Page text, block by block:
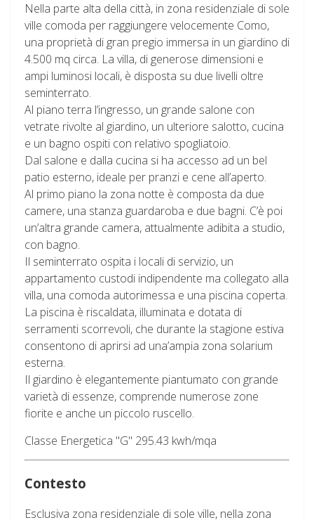
Nella parte alta della città, in zona residenziale di sole
ville comoda per raggiungere velocemente Como,
una proprietà di gran pregio immersa in un giardino di
4.500 mq circa. La villa, di generose dimensioni e
ampi luminosi locali, è disposta su due livelli oltre
seminterrato.
Al piano terra l’ingresso, un grande salone con
vetrate rivolte al giardino, un ulteriore salotto, cucina
e un bagno ospiti con relativo spogliatoio.
Dal salone e dalla cucina si ha accesso ad un bel
patio esterno, ideale per pranzi e cene all’aperto.
Al primo piano la zona notte è composta da due
camere, una stanza guardaroba e due bagni. C’è poi
un’altra grande camera, attualmente adibita a studio,
con bagno.
Il seminterrato ospita i locali di servizio, un
appartamento custodi indipendente ma collegato alla
villa, una comoda autorimessa e una piscina coperta.
La piscina è riscaldata, illuminata e dotata di
serramenti scorrevoli, che durante la stagione estiva
consentono di aprirsi ad una’ampia zona solarium
esterna.
Il giardino è elegantemente piantumato con grande
varietà di essenze, comprende numerose zone
fiorite e anche un piccolo ruscello.
Classe Energetica "G" 295.43 kwh/mqa
Contesto
Esclusiva zona residenziale di sole ville, nella zona